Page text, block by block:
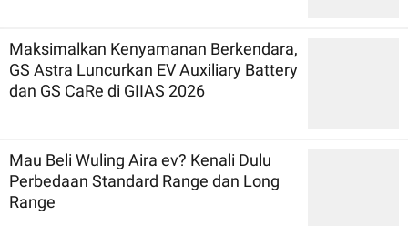
Maksimalkan Kenyamanan Berkendara,
GS Astra Luncurkan EV Auxiliary Battery
dan GS CaRe di GIIAS 2026
Mau Beli Wuling Aira ev? Kenali Dulu
Perbedaan Standard Range dan Long
Range